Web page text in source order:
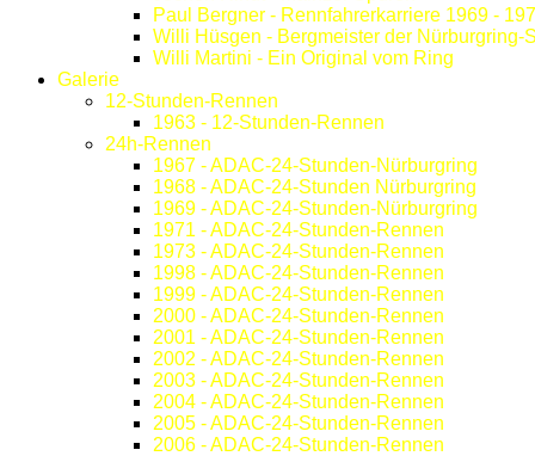
Paul Bergner - Rennfahrerkarriere 1969 -
Willi Hüsgen - Bergmeister der Nürburgring-
Willi Martini - Ein Original vom Ring
Galerie
12-Stunden-Rennen
1963 - 12-Stunden-Rennen
24h-Rennen
1967 - ADAC-24-Stunden-Nürburgring
1968 - ADAC-24-Stunden Nürburgring
1969 - ADAC-24-Stunden-Nürburgring
1971 - ADAC-24-Stunden-Rennen
1973 - ADAC-24-Stunden-Rennen
1998 - ADAC-24-Stunden-Rennen
1999 - ADAC-24-Stunden-Rennen
2000 - ADAC-24-Stunden-Rennen
2001 - ADAC-24-Stunden-Rennen
2002 - ADAC-24-Stunden-Rennen
2003 - ADAC-24-Stunden-Rennen
2004 - ADAC-24-Stunden-Rennen
2005 - ADAC-24-Stunden-Rennen
2006 - ADAC-24-Stunden-Rennen